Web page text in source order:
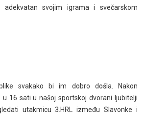
adekvatan svojim igrama i svečarskom
svakako bi im dobro došla. Nakon
16 sati u našoj sportskoj dvorani ljubitelji
utakmicu 3.HRL između Slavonke i